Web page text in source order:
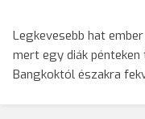
Legkevesebb hat
mert egy diák
Bangkoktól északra